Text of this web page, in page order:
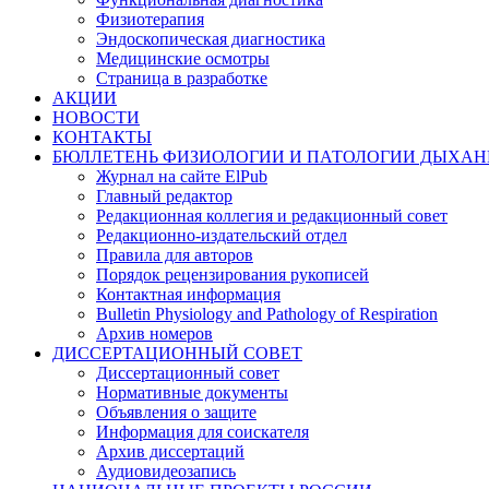
Физиотерапия
Эндоскопическая диагностика
Медицинские осмотры
Страница в разработке
АКЦИИ
НОВОСТИ
КОНТАКТЫ
БЮЛЛЕТЕНЬ ФИЗИОЛОГИИ И ПАТОЛОГИИ
Журнал на сайте ElPub
Главный редактор
Редакционная коллегия и редакционный совет
Редакционно-издательский отдел
Правила для авторов
Порядок рецензирования рукописей
Контактная информация
Bulletin Physiology and Pathology of Respiration
Архив номеров
ДИССЕРТАЦИОННЫЙ СОВЕТ
Диссертационный совет
Нормативные документы
Объявления о защите
Информация для соискателя
Архив диссертаций
Аудиовидеозапись